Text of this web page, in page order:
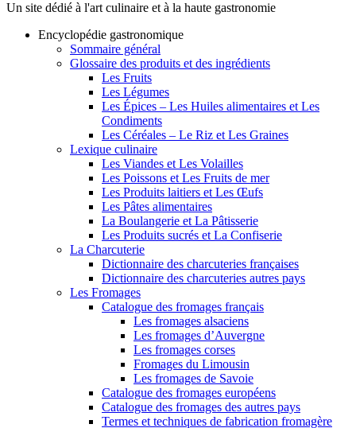
Un site dédié à l'art culinaire et à la haute gastronomie
Encyclopédie gastronomique
Sommaire général
Glossaire des produits et des ingrédients
Les Fruits
Les Légumes
Les Épices – Les Huiles alimentaires et Les
Condiments
Les Céréales – Le Riz et Les Graines
Lexique culinaire
Les Viandes et Les Volailles
Les Poissons et Les Fruits de mer
Les Produits laitiers et Les Œufs
Les Pâtes alimentaires
La Boulangerie et La Pâtisserie
Les Produits sucrés et La Confiserie
La Charcuterie
Dictionnaire des charcuteries françaises
Dictionnaire des charcuteries autres pays
Les Fromages
Catalogue des fromages français
Les fromages alsaciens
Les fromages d’Auvergne
Les fromages corses
Fromages du Limousin
Les fromages de Savoie
Catalogue des fromages européens
Catalogue des fromages des autres pays
Termes et techniques de fabrication fromagère